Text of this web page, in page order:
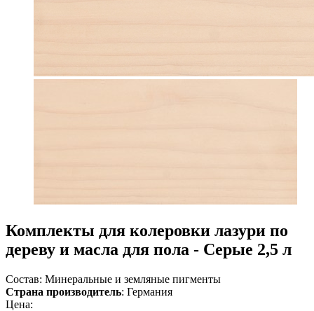
Комплекты для колеровки лазури по
дереву и масла для пола - Серые 2,5 л
Состав: Минеральные и земляные пигменты
Страна производитель: Германия
Цена: